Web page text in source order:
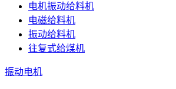
电机振动给料机
电磁给料机
振动给料机
往复式给煤机
振动电机